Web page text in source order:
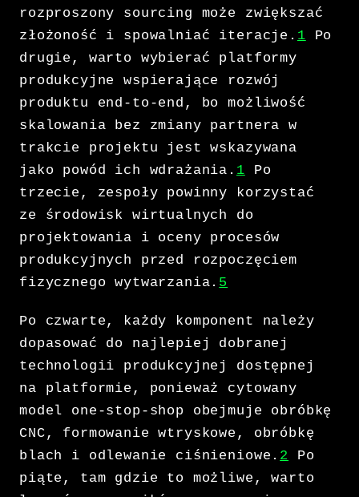
rozproszony sourcing może zwiększać
złożoność i spowalniać iteracje. 1 Po
drugie, warto wybierać platformy
produkcyjne wspierające rozwój
produktu end-to-end, bo możliwość
skalowania bez zmiany partnera w
trakcie projektu jest wskazywana
jako powód ich wdrażania. 1 Po
trzecie, zespoły powinny korzystać
ze środowisk wirtualnych do
projektowania i oceny procesów
produkcyjnych przed rozpoczęciem
fizycznego wytwarzania. 5
Po czwarte, każdy komponent należy
dopasować do najlepiej dobranej
technologii produkcyjnej dostępnej
na platformie, ponieważ cytowany
model one-stop-shop obejmuje obróbkę
CNC, formowanie wtryskowe, obróbkę
blach i odlewanie ciśnieniowe. 2
Po
piąte, tam gdzie to możliwe, warto